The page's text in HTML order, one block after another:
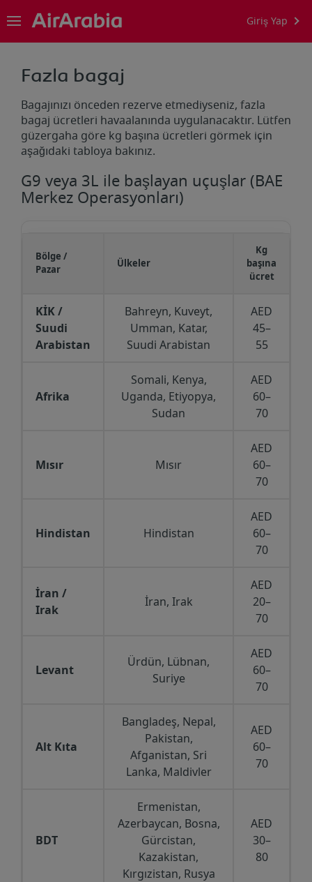
Giriş Yap
Fazla bagaj
Bagajınızı önceden rezerve etmediyseniz, fazla
bagaj ücretleri havaalanında uygulanacaktır. Lütfen
güzergaha göre kg başına ücretleri görmek için
aşağıdaki tabloya bakınız.
G9 veya 3L ile başlayan uçuşlar (BAE
Merkez Operasyonları)
Bölge /
Pazar
Ülkeler
Kg
başına
ücret
KİK /
Suudi
Arabistan
Bahreyn, Kuveyt,
Umman, Katar,
Suudi Arabistan
AED
45–
55
Afrika
Somali, Kenya,
Uganda, Etiyopya,
Sudan
AED
60–
70
Mısır Mısır
AED
60–
70
Hindistan Hindistan
AED
60–
70
İran /
Irak
İran, Irak
AED
20–
70
Levant
Ürdün, Lübnan,
Suriye
AED
60–
70
Alt Kıta
Bangladeş, Nepal,
Pakistan,
Afganistan, Sri
Lanka, Maldivler
AED
60–
70
BDT
Ermenistan,
Azerbaycan, Bosna,
Gürcistan,
Kazakistan,
Kırgızistan, Rusya
AED
30–
80